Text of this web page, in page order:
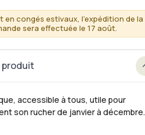
en congés estivaux, l'expédition de la
sera effectuée le 17 août.
produit
accessible à tous, utile pour
son rucher de janvier à décembre.